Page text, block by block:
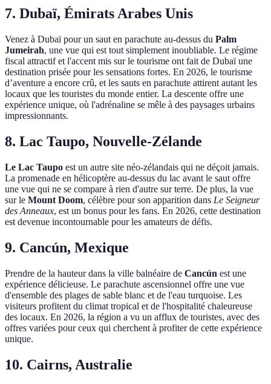
7. Dubaï, Émirats Arabes Unis
Venez à Dubaï pour un saut en parachute au-dessus du Palm
Jumeirah, une vue qui est tout simplement inoubliable. Le régime
fiscal attractif et l'accent mis sur le tourisme ont fait de Dubaï une
destination prisée pour les sensations fortes. En 2026, le tourisme
d’aventure a encore crû, et les sauts en parachute attirent autant les
locaux que les touristes du monde entier. La descente offre une
expérience unique, où l'adrénaline se mêle à des paysages urbains
impressionnants.
8. Lac Taupo, Nouvelle-Zélande
Le Lac Taupo est un autre site néo-zélandais qui ne déçoit jamais.
La promenade en hélicoptère au-dessus du lac avant le saut offre
une vue qui ne se compare à rien d'autre sur terre. De plus, la vue
sur le Mount Doom, célèbre pour son apparition dans Le Seigneur
des Anneaux, est un bonus pour les fans. En 2026, cette destination
est devenue incontournable pour les amateurs de défis.
9. Cancún, Mexique
Prendre de la hauteur dans la ville balnéaire de Cancún est une
expérience délicieuse. Le parachute ascensionnel offre une vue
d'ensemble des plages de sable blanc et de l'eau turquoise. Les
visiteurs profitent du climat tropical et de l'hospitalité chaleureuse
des locaux. En 2026, la région a vu un afflux de touristes, avec des
offres variées pour ceux qui cherchent à profiter de cette expérience
unique.
10. Cairns, Australie